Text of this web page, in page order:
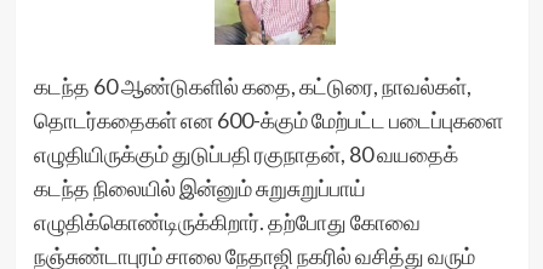
கடந்த 60 ஆண்டுகளில் கதை, கட்டுரை, நாவல்கள்,
தொடர்கதைகள் என 600-க்கும் மேற்பட்ட படைப்புகளை
எழுதியிருக்கும் துடுப்பதி ரகுநாதன், 80 வயதைக்
கடந்த நிலையில் இன்னும் சுறுசுறுப்பாய்
எழுதிக்கொண்டிருக்கிறார். தற்போது கோவை
நஞ்சுண்டாபுரம் சாலை நேதாஜி நகரில் வசித்து வரும்